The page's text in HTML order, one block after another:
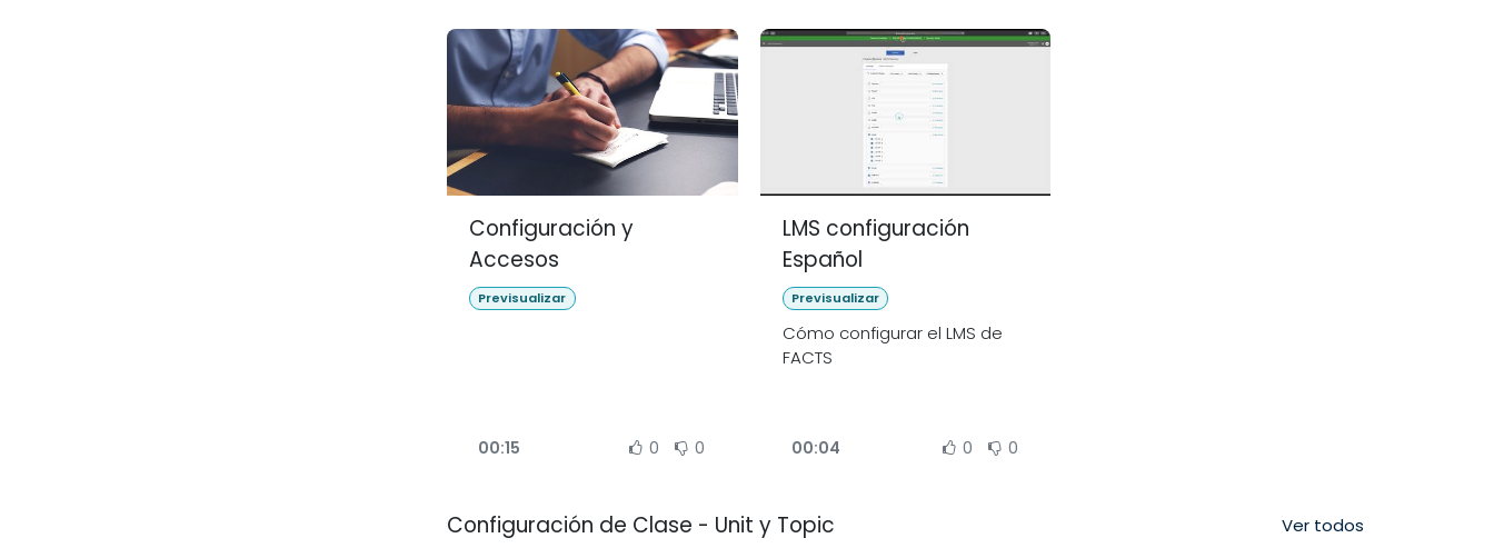
Configuración y
Accesos
Previsualizar
00:15 0 0
LMS configuración
Español
Previsualizar
Cómo configurar el LMS de
FACTS
00:04 0 0
Configuración de Clase - Unit y Topic Ver todos